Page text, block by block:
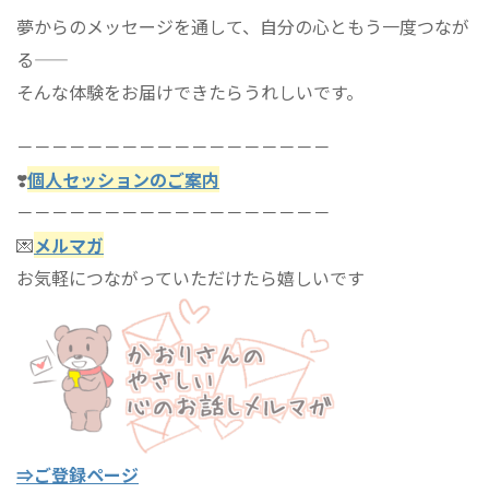
夢からのメッセージを通して、自分の心ともう一度つなが
る――
そんな体験をお届けできたらうれしいです。
－－－－－－－－－－－－－－－－－－
❣️個人セッションのご案内
－－－－－－－－－－－－－－－－－－
💌メルマガ
お気軽につながっていただけたら嬉しいです
⇒ご登録ページ